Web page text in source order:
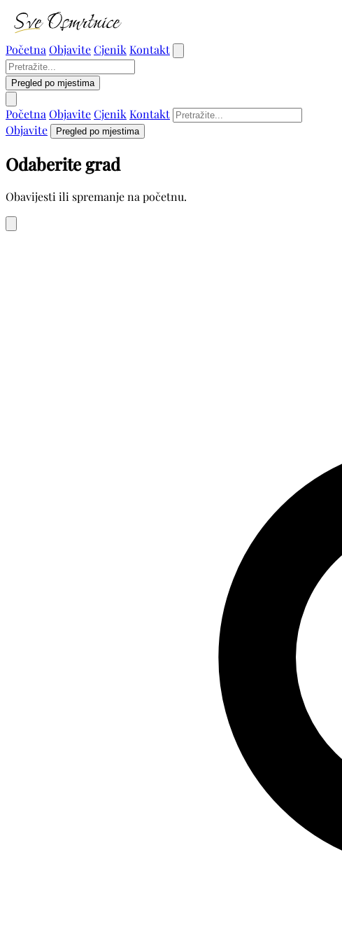
Početna ObjaviteCjenik Kontakt
Pregled po mjestima
Početna ObjaviteCjenik Kontakt
Objavite
Pregled po mjestima
Odaberite grad
Obavijesti ili spremanje na početnu.